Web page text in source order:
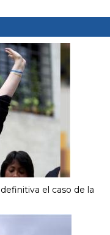
el caso de la